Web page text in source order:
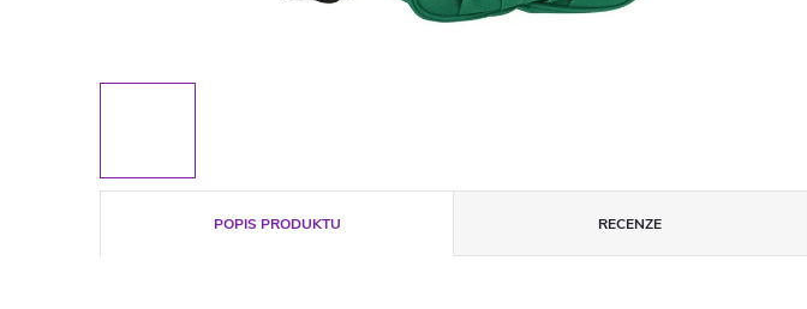
POPIS PRODUKTU RECENZE